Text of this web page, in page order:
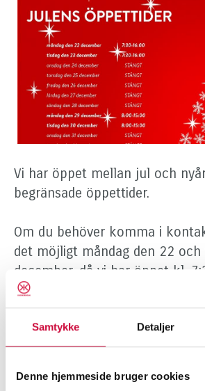
Samtykke Detaljer
Denne hjemmeside bruger cookies
Vi har öppet mellan jul och
begränsade öppettider.
Om du behöver komma i
det möjligt måndag den 22 och
december, då vi har öppet kl.
Dessutom har vi begränsade
måndag den 29 och tisdag den
kl. 8:00–15:00.